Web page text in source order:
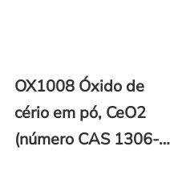
OX1008 Óxido de
cério em pó, CeO2
(número CAS 1306-